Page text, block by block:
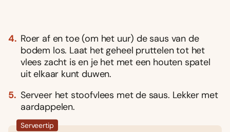
Roer af en toe (om het uur) de saus van de
bodem los. Laat het geheel pruttelen tot het
vlees zacht is en je het met een houten spatel
uit elkaar kunt duwen.
Serveer het stoofvlees met de saus. Lekker met
aardappelen.
Serveertip